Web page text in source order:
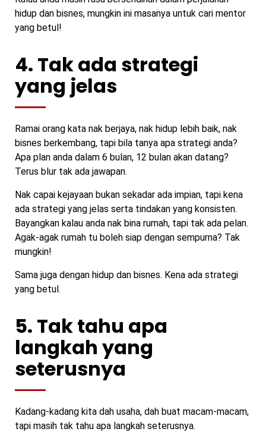
hidup dan bisnes, mungkin ini masanya untuk cari mentor
yang betul!
4. Tak ada strategi
yang jelas
Ramai orang kata nak berjaya, nak hidup lebih baik, nak
bisnes berkembang, tapi bila tanya apa strategi anda?
Apa plan anda dalam 6 bulan, 12 bulan akan datang?
Terus blur tak ada jawapan.
Nak capai kejayaan bukan sekadar ada impian, tapi kena
ada strategi yang jelas serta tindakan yang konsisten.
Bayangkan kalau anda nak bina rumah, tapi tak ada pelan.
Agak-agak rumah tu boleh siap dengan sempurna? Tak
mungkin!
Sama juga dengan hidup dan bisnes. Kena ada strategi
yang betul.
5. Tak tahu apa
langkah yang
seterusnya
Kadang-kadang kita dah usaha, dah buat macam-macam,
tapi masih tak tahu apa langkah seterusnya.